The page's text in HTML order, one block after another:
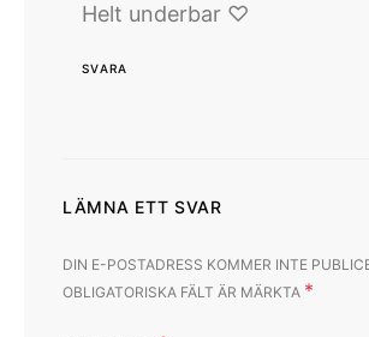
Helt underbar ♡
SVARA
LÄMNA ETT SVAR
DIN E-POSTADRESS KOMMER INTE
OBLIGATORISKA FÄLT ÄR MÄRKTA *